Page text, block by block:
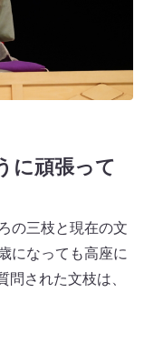
に頑張って
の三枝と現在の文
になっても高座に
問された文枝は、